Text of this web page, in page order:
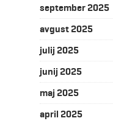
september 2025
avgust 2025
julij 2025
junij 2025
maj 2025
april 2025